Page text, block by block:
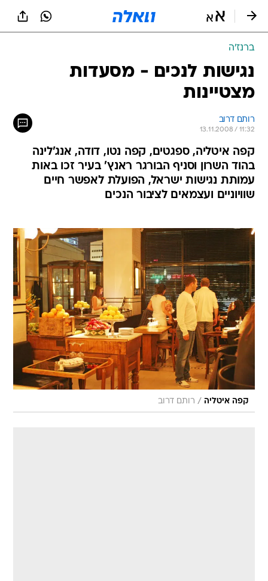
ברנז'ה
נגישות לנכים - מסעדות
מצטיינות
רותם דרוב
13.11.2008 / 11:32
קפה איטליה, ספגטים, קפה נטו, דודה, אנג'לינה
בהוד השרון וסניף הבורגר ראנץ' בעיר זכו באות
עמותת נגישות ישראל, הפועלת לאפשר חיים
שוויוניים ועצמאים לציבור הנכים
קפה איטליה / רותם דרוב